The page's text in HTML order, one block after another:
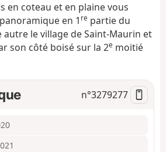
a
n
en coteau et en plaine vous
en 1 re partie du
le village de Saint-Maurin et
son côté boisé sur la 2e moitié
n°3279277